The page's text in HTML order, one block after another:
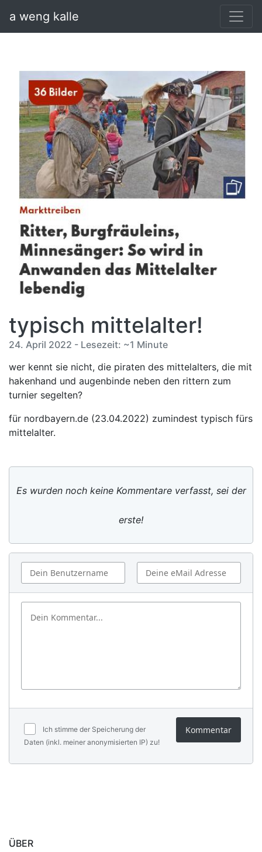
a weng kalle
typisch mittelalter!
24. April 2022 - Lesezeit: ~1 Minute
wer kennt sie nicht, die piraten des mittelalters, die mit
hakenhand und augenbinde neben den rittern zum
turnier segelten?
für nordbayern.de (23.04.2022) zumindest typisch fürs
mittelalter.
Es wurden noch keine Kommentare verfasst, sei der
erste!
Ich stimme der Speicherung der
Daten (inkl. meiner anonymisierten IP) zu!
Kommentar
ÜBER